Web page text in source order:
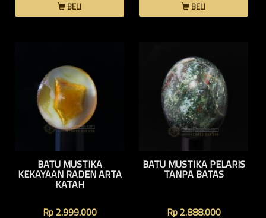
BELI BELI
BATU MUSTIKA
KEKAYAAN RADEN ARTA
KATAH
Rp 2.999.000
BATU MUSTIKA PELARIS
TANPA BATAS
Rp 2.888.000